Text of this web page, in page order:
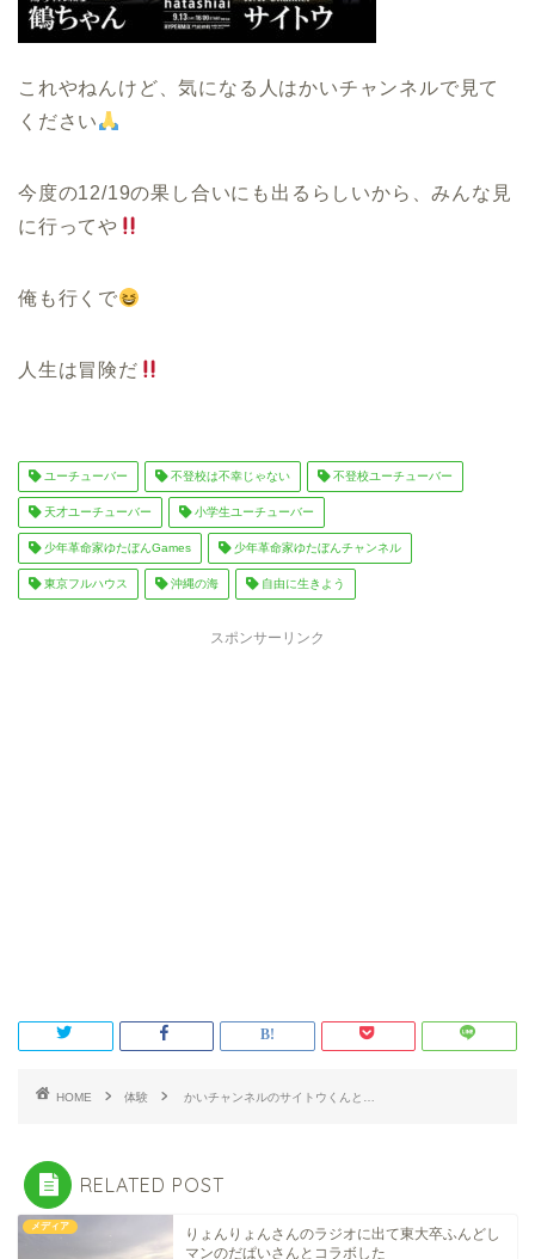
これやねんけど、気になる人はかいチャンネルで見て
ください
今度の12/19の果し合いにも出るらしいから、みんな見
に行ってや
俺も行くで
人生は冒険だ
ユーチューバー 不登校は不幸じゃない 不登校ユーチューバー
天才ユーチューバー 小学生ユーチューバー
少年革命家ゆたぼんGames 少年革命家ゆたぼんチャンネル
東京フルハウス 沖縄の海 自由に生きよう
スポンサーリンク
HOME 体験 かいチャンネルのサイトウくんと…
RELATED POST
メディア
りょんりょんさんのラジオに出て東大卒ふんどし
マンのだぱいさんとコラボした